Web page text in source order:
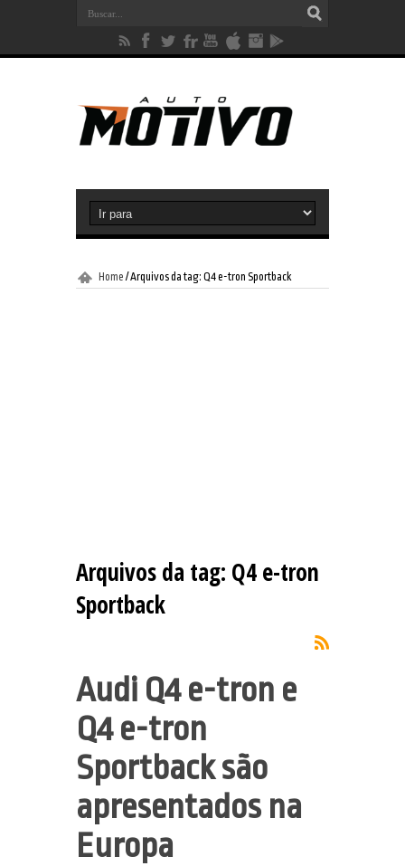
Home /Arquivos da tag: Q4 e-tron Sportback
Arquivos da tag: Q4 e-tron
Sportback
Audi Q4 e-tron e
Q4 e-tron
Sportback são
apresentados na
Europa